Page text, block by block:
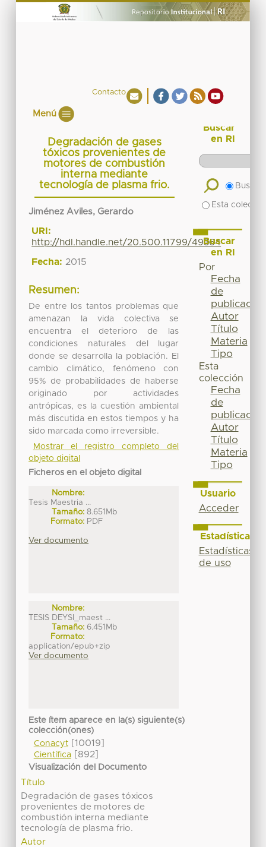
Contacto
Menú
Degradación de gases
tóxicos provenientes de
motores de combustión
interna mediante
tecnología de plasma frio.
Jiménez Aviles, Gerardo
URI:
http://hdl.handle.net/20.500.11799/49364
Fecha: 2015
Resumen:
De entre los tantos problemas que
amenazan la vida colectiva se
encuentra el deterioro de las
condiciones naturales del lugar
donde se desarrolla la población. El
cambio climático, fenómeno con
95% de probabilidades de haberse
originado por actividades
antrópicas, es la cuestión ambiental
más discutida en estos tiempos y ha
sido marcada como irreversible.
Mostrar el registro completo del
objeto digital
Ficheros en el objeto digital
Nombre:
Tesis Maestria ...
Tamaño: 8.651Mb
Formato: PDF
Ver documento
Nombre:
TESIS DEYSI_maest ...
Tamaño: 6.451Mb
Formato:
application/epub+zip
Ver documento
Este ítem aparece en la(s) siguiente(s)
colección(ones)
Conacyt[10019]
Científica[892]
Visualización del Documento
Título
Degradación de gases tóxicos
provenientes de motores de
combustión interna mediante
tecnología de plasma frio.
Autor
Buscar
en RI
Buscar
Esta
Buscar
en RI
Por
Fecha
de
publicación
Autor
Título
Materia
Tipo
Esta
colección
Fecha
de
publicación
Autor
Título
Materia
Tipo
Usuario
Acceder
Estadísticas
Estadísticas
de uso